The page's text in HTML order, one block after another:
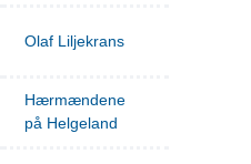
Olaf Liljekrans
Hærmændene
på Helgeland